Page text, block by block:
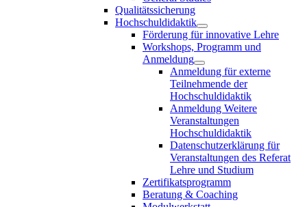
Qualitätssicherung
Hochschuldidaktik
Förderung für innovative Lehre
Workshops, Programm und
Anmeldung
Anmeldung für externe
Teilnehmende der
Hochschuldidaktik
Anmeldung Weitere
Veranstaltungen
Hochschuldidaktik
Datenschutzerklärung für
Veranstaltungen des Referat
Lehre und Studium
Zertifikatsprogramm
Beratung & Coaching